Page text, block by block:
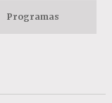
Programas